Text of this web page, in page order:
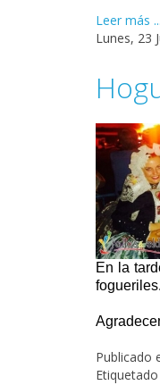
Leer más ...
Lunes, 23
En la
Publicado